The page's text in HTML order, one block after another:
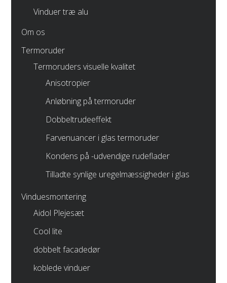
Vinduer træ alu
Om os
Termoruder
Termoruders visuelle kvalitet
Anisotropier
Anløbning på termoruder
Dobbeltrudeeffekt
Farvenuancer i glas termoruder
Kondens på -udvendige rudeflader
Tilladte synlige uregelmæssigheder i glas
Vinduesmontering
Aidol Plejesæt
Cool lite
dobbelt facadedør
koblede vinduer